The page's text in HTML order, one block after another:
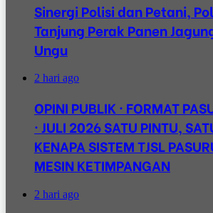
Sinergi Polisi dan Petani,
Tanjung Perak Panen
Ungu
2 hari ago
OPINI PUBLIK · FORMAT
· JULI 2026 SATU PINTU,
KENAPA SISTEM TJSL
MESIN KETIMPANGAN
2 hari ago